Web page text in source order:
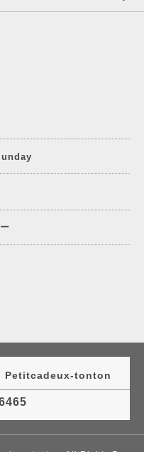
Petitcadeux-tonton